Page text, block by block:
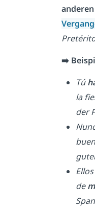
➡️
Tú
la
der
Ellos
de